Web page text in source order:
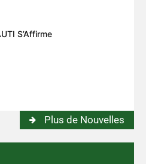
S’Affirme
Plus de Nouvelles